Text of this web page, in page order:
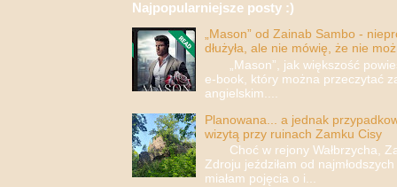
Najpopularniejsze posty :)
„Mason” od Zainab Sambo -
dłużyła, ale nie mówię, że nie
„Mason”, jak większość
e-book, który można przeczytać
angielskim....
Planowana... a jednak
wizytą przy ruinach Zamku Cisy
Choć w rejony Wałbrzycha,
Zdroju jeździłam od
miałam pojęcia o i...